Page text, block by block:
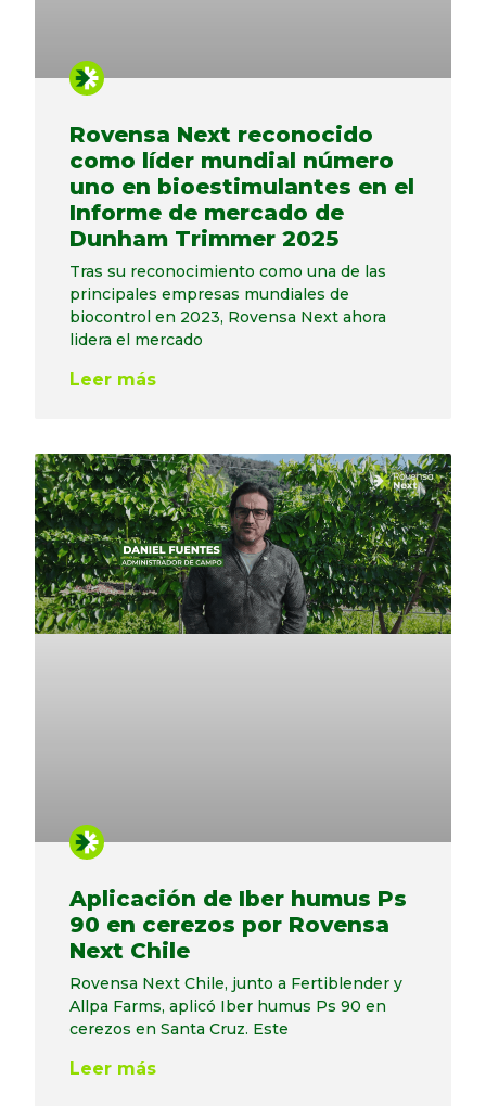
Rovensa Next reconocido
como líder mundial número
uno en bioestimulantes en el
Informe de mercado de
Dunham Trimmer 2025
Tras su reconocimiento como una de las
principales empresas mundiales de
biocontrol en 2023, Rovensa Next ahora
lidera el mercado
Leer más
Aplicación de Iber humus Ps
90 en cerezos por Rovensa
Next Chile
Rovensa Next Chile, junto a Fertiblender y
Allpa Farms, aplicó Iber humus Ps 90 en
cerezos en Santa Cruz. Este
Leer más